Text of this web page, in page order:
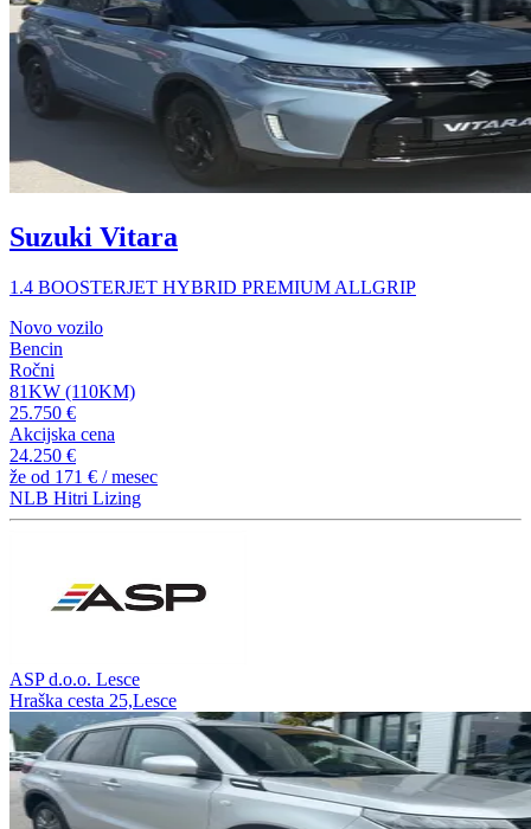
Suzuki Vitara
1.4 BOOSTERJET HYBRID PREMIUM ALLGRIP
Novo vozilo
Bencin
Ročni
81KW (110KM)
25.750 €
Akcijska cena
24.250 €
že od 171 € / mesec
NLB Hitri Lizing
ASP d.o.o. Lesce
Hraška cesta 25,Lesce